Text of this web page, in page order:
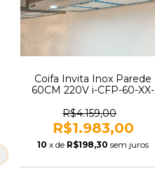
Coifa Invita Inox Parede
60CM 220V i-CFP-60-XX-
R$4.159,00
R$1.983,00
10 x de R$198,30 sem juros